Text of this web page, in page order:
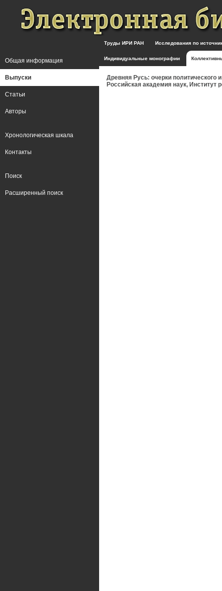
Труды ИРИ РАН Исследования по
Индивидуальные монографии
Древняя Русь: очерки политического
Российская академия наук, Институт
Общая информация
Выпуски
Статьи
Авторы
Хронологическая шкала
Контакты
Поиск
Расширенный поиск